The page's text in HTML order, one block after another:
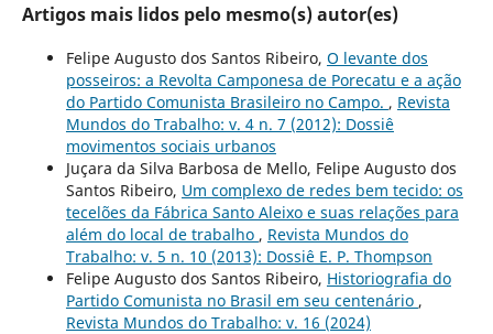
Artigos mais lidos pelo mesmo(s) autor(es)
Felipe Augusto dos Santos Ribeiro, O levante dos
posseiros: a Revolta Camponesa de Porecatu e a ação
do Partido Comunista Brasileiro no Campo. , Revista
Mundos do Trabalho: v. 4 n. 7 (2012): Dossiê
movimentos sociais urbanos
Juçara da Silva Barbosa de Mello, Felipe Augusto dos
Santos Ribeiro, Um complexo de redes bem tecido: os
tecelões da Fábrica Santo Aleixo e suas relações para
além do local de trabalho , Revista Mundos do
Trabalho: v. 5 n. 10 (2013): Dossiê E. P. Thompson
Felipe Augusto dos Santos Ribeiro, Historiografia do
Partido Comunista no Brasil em seu centenário ,
Revista Mundos do Trabalho: v. 16 (2024)